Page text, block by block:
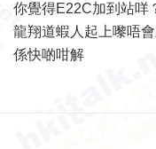
你覺得E22C加到站咩
龍翔道蝦人起上嚟唔
係快啲咁解